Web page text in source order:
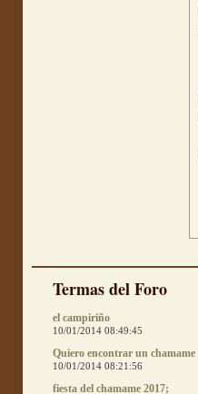
Termas del Foro
el campiriño
10/01/2014 08:49:45
Quiero encontrar un chamame
10/01/2014 08:21:56
fiesta del chamame 2017;